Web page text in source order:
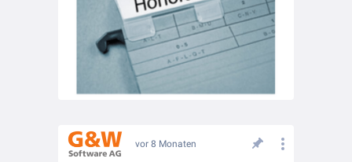
vor 8 Monaten